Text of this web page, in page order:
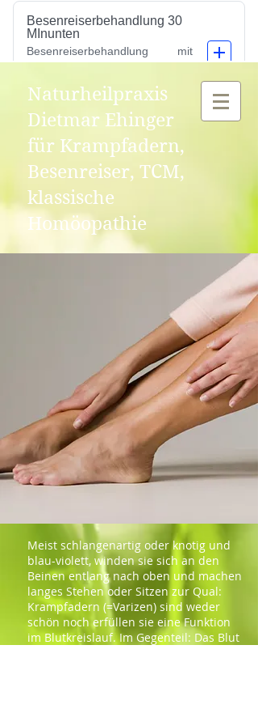
Naturheilpraxis
Dietmar Ehinger
für Krampfadern,
Besenreiser, TCM,
klassische
Homöopathie
Meist schlangenartig oder knotig und
blau-violett, winden sie sich an den
Beinen entlang nach oben und machen
langes Stehen oder Sitzen zur Qual:
Krampfadern (=Varizen) sind weder
schön noch erfüllen sie eine Funktion
im Blutkreislauf. Im Gegenteil: Das Blut